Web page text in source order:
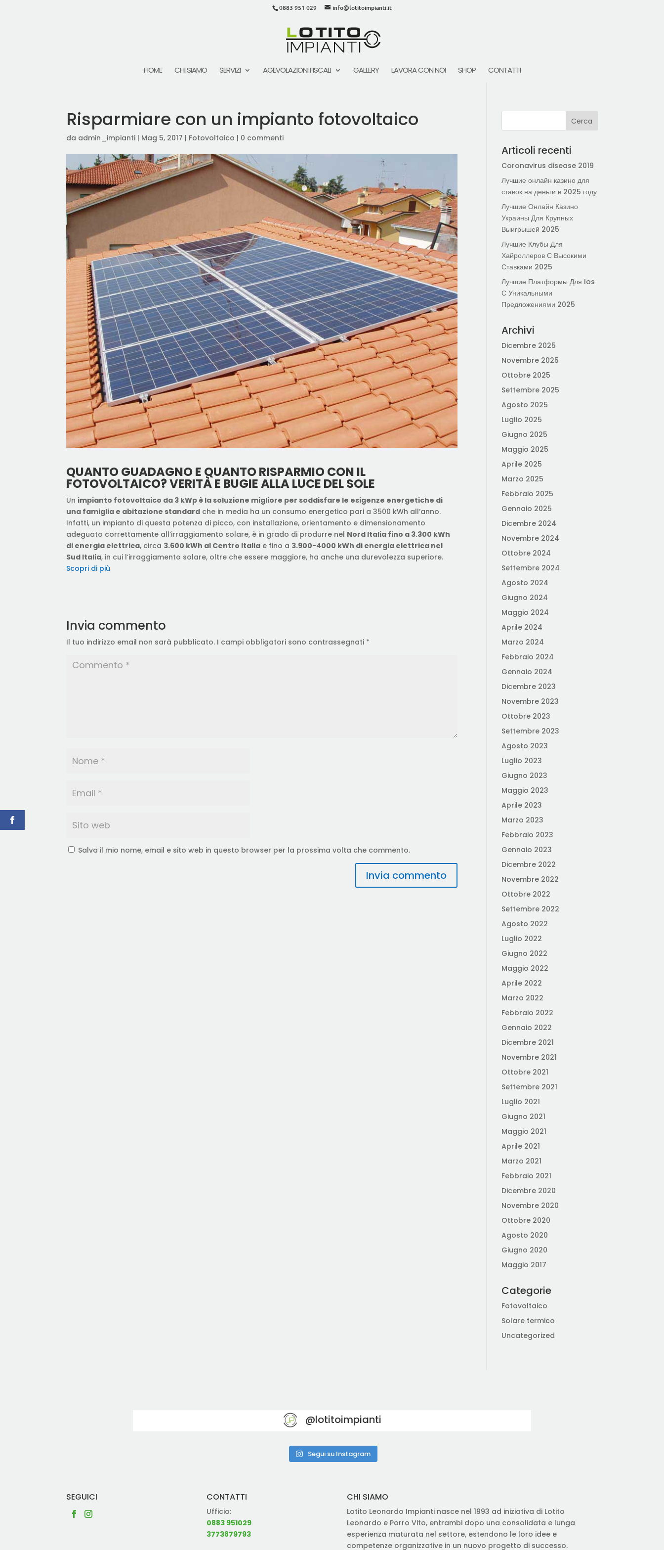
0883 951 029 info@lotitoimpianti.it
HOME CHI SIAMO SERVIZI AGEVOLAZIONI FISCALI GALLERY LAVORA CON NOI SHOP CONTATTI
Risparmiare con un impianto fotovoltaico
da admin_impianti | Mag 5, 2017 | Fotovoltaico | 0 commenti
QUANTO GUADAGNO E QUANTO RISPARMIO CON IL
FOTOVOLTAICO? VERITÀ E BUGIE ALLA LUCE DEL SOLE
Un impianto fotovoltaico da 3 kWp è la soluzione migliore per soddisfare le esigenze energetiche di
una famiglia e abitazione standard che in media ha un consumo energetico pari a 3500 kWh all’anno.
Infatti, un impianto di questa potenza di picco, con installazione, orientamento e dimensionamento
adeguato correttamente all’irraggiamento solare, è in grado di produrre nel Nord Italia fino a 3.300 kWh
di energia elettrica, circa 3.600 kWh al Centro Italia e fino a 3.900-4000 kWh di energia elettrica nel
Sud Italia, in cui l’irraggiamento solare, oltre che essere maggiore, ha anche una durevolezza superiore.
Scopri di più
Invia commento
Il tuo indirizzo email non sarà pubblicato. I campi obbligatori sono contrassegnati *
Salva il mio nome, email e sito web in questo browser per la prossima volta che commento.
Articoli recenti
Coronavirus disease 2019
Лучшие онлайн казино для
ставок на деньги в 2025 году
Лучшие Онлайн Казино
Украины Для Крупных
Выигрышей 2025
Лучшие Клубы Для
Хайроллеров С Высокими
Ставками 2025
Лучшие Платформы Для Ios
С Уникальными
Предложениями 2025
Archivi
Dicembre 2025
Novembre 2025
Ottobre 2025
Settembre 2025
Agosto 2025
Luglio 2025
Giugno 2025
Maggio 2025
Aprile 2025
Marzo 2025
Febbraio 2025
Gennaio 2025
Dicembre 2024
Novembre 2024
Ottobre 2024
Settembre 2024
Agosto 2024
Giugno 2024
Maggio 2024
Aprile 2024
Marzo 2024
Febbraio 2024
Gennaio 2024
Dicembre 2023
Novembre 2023
Ottobre 2023
Settembre 2023
Agosto 2023
Luglio 2023
Giugno 2023
Maggio 2023
Aprile 2023
Marzo 2023
Febbraio 2023
Gennaio 2023
Dicembre 2022
Novembre 2022
Ottobre 2022
Settembre 2022
Agosto 2022
Luglio 2022
Giugno 2022
Maggio 2022
Aprile 2022
Marzo 2022
Febbraio 2022
Gennaio 2022
Dicembre 2021
Novembre 2021
Ottobre 2021
Settembre 2021
Luglio 2021
Giugno 2021
Maggio 2021
Aprile 2021
Marzo 2021
Febbraio 2021
Dicembre 2020
Novembre 2020
Ottobre 2020
Agosto 2020
Giugno 2020
Maggio 2017
Categorie
Fotovoltaico
Solare termico
Uncategorized
@lotitoimpianti
Segui su Instagram
SEGUICI CONTATTI
Ufficio:
0883 951029
3773879793
CHI SIAMO
Lotito Leonardo Impianti nasce nel 1993 ad iniziativa di Lotito
Leonardo e Porro Vito, entrambi dopo una consolidata e lunga
esperienza maturata nel settore, estendono le loro idee e
competenze organizzative in un nuovo progetto di successo.